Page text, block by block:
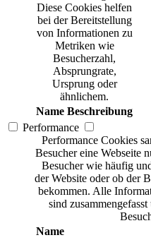
Diese Cookies helfen
bei der Bereitstellung
von Informationen zu
Metriken wie
Besucherzahl,
Absprungrate,
Ursprung oder
ähnlichem.
Name Beschreibung
Performance
Performance Cookies
Besucher eine Webseite
Besucher wie häufig
der Website oder ob der
bekommen. Alle
sind
Name